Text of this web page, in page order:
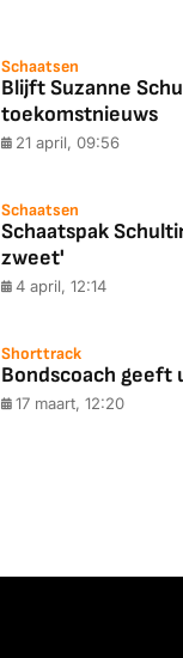
Schaatsen
Blijft Suzanne
toekomstnieuws
21 april, 09:56
Schaatsen
Schaatspak
zweet'
4 april, 12:14
Shorttrack
Bondscoach
17 maart, 12:20